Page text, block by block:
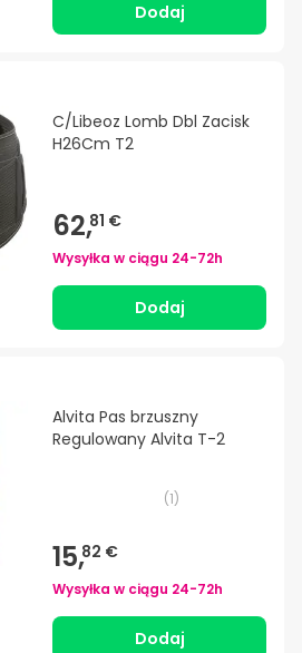
Dodaj
C/Libeoz Lomb Dbl Zacisk
H26Cm T2
62,81 €
Wysyłka w ciągu 24-72h
Dodaj
Alvita Pas brzuszny
Regulowany Alvita T-2
(1)
15,82 €
Wysyłka w ciągu 24-72h
Dodaj